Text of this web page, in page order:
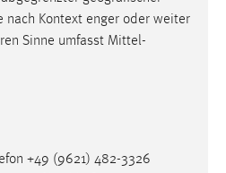
nach Kontext enger oder weiter
Sinne umfasst Mittel-
+49 (9621) 482-3326